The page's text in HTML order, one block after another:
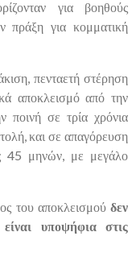
για βοηθούς
πράξη για κομματική
πενταετή στέρηση
αποκλεισμό από την
ποινή σε τρία χρόνια
και σε απαγόρευση
45 μηνών, με μεγάλο
του αποκλεισμού δεν
υποψήφια στις